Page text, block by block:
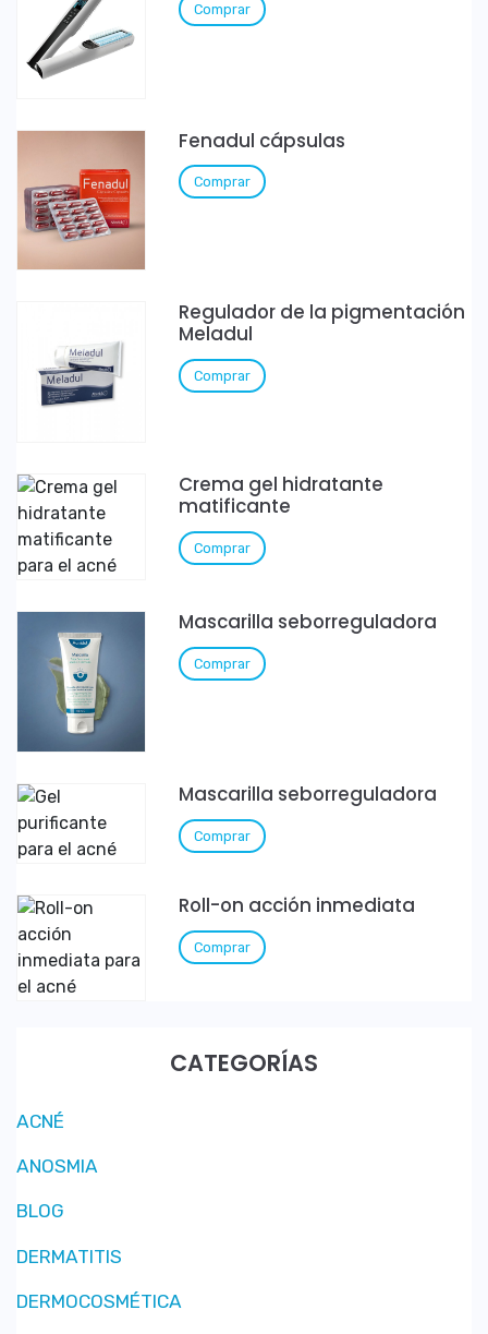
Comprar
Fenadul cápsulas
Comprar
Regulador de la pigmentación
Meladul
Comprar
Crema gel hidratante
matificante
Comprar
Mascarilla seborreguladora
Comprar
Mascarilla seborreguladora
Comprar
Roll-on acción inmediata
Comprar
CATEGORÍAS
ACNÉ
ANOSMIA
BLOG
DERMATITIS
DERMOCOSMÉTICA